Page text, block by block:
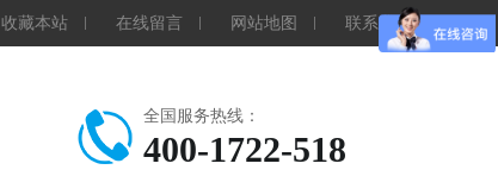
收藏本站 在线留言 网站地图 联系我们
全国服务热线：
400-1722-518